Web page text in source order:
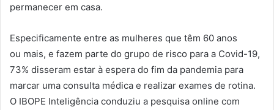
permanecer em casa.
Especificamente entre as mulheres que têm 60 anos
ou mais, e fazem parte do grupo de risco para a Covid-19,
73% disseram estar à espera do fim da pandemia para
marcar uma consulta médica e realizar exames de rotina.
O IBOPE Inteligência conduziu a pesquisa online com